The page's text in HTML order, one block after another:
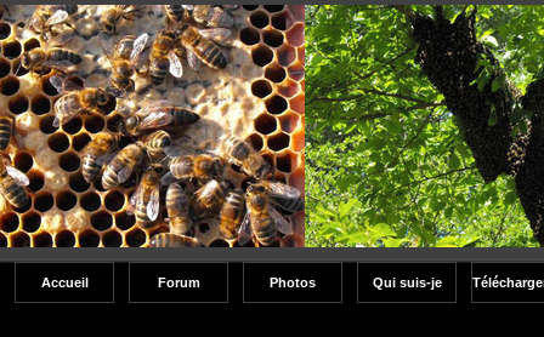
Accueil Forum Photos Qui suis-je